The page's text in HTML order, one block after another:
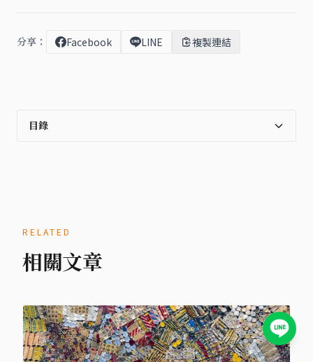
分享： Facebook LINE 複製連結
目錄
RELATED
相關文章